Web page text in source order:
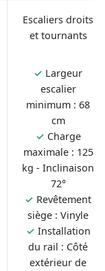
Escaliers droits
et tournants
✓ Largeur
escalier
minimum : 68
cm
✓ Charge
maximale : 125
kg - Inclinaison
72°
✓ Revêtement
siège : Vinyle
✓ Installation
du rail : Côté
extérieur de